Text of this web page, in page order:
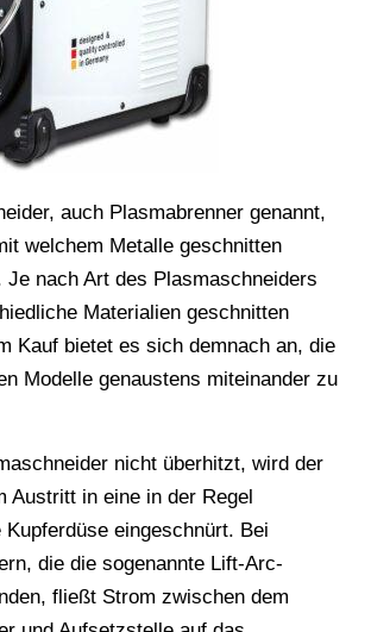
auch Plasmabrenner genannt,
welchem Metalle geschnitten
Je nach Art des Plasmaschneiders
Materialien geschnitten
Kauf bietet es sich demnach an, die
Modelle genaustens miteinander zu
nicht überhitzt, wird der
Austritt in eine in der Regel
eingeschnürt. Bei
die die sogenannte Lift-Arc-
fließt Strom zwischen dem